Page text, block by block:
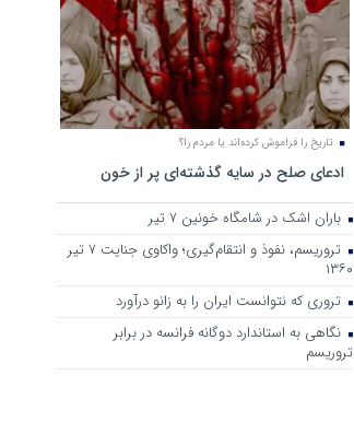
تاریخ را فراموش کرده‌اند یا مردم را؟
ادعای صلح در سایه گذشته‌ای پر از خون
باران اشک در شامگاه خونین 7 تیر
تروریسم، نفوذ و انتقام‌گیری؛ واکاوی جنایت ۷ تیر
۱۳۶۰
تروری که نتوانست ایران را به زانو درآورد
نگاهی به استاندارد دوگانه فرانسه در برابر
تروریسم